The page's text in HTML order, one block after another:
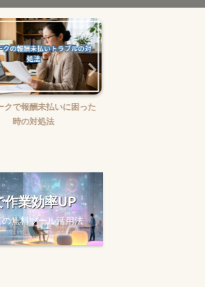
クで報酬未払いに困った
時の対処法
作業効率UP
無料ツール活用法